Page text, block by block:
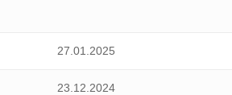
27.01.2025
23.12.2024